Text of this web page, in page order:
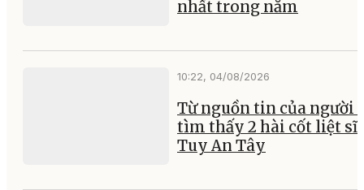
nhất trong năm
10:22, 04/08/2026
Từ nguồn tin của người
tìm thấy 2 hài cốt liệt sĩ
Tuy An Tây